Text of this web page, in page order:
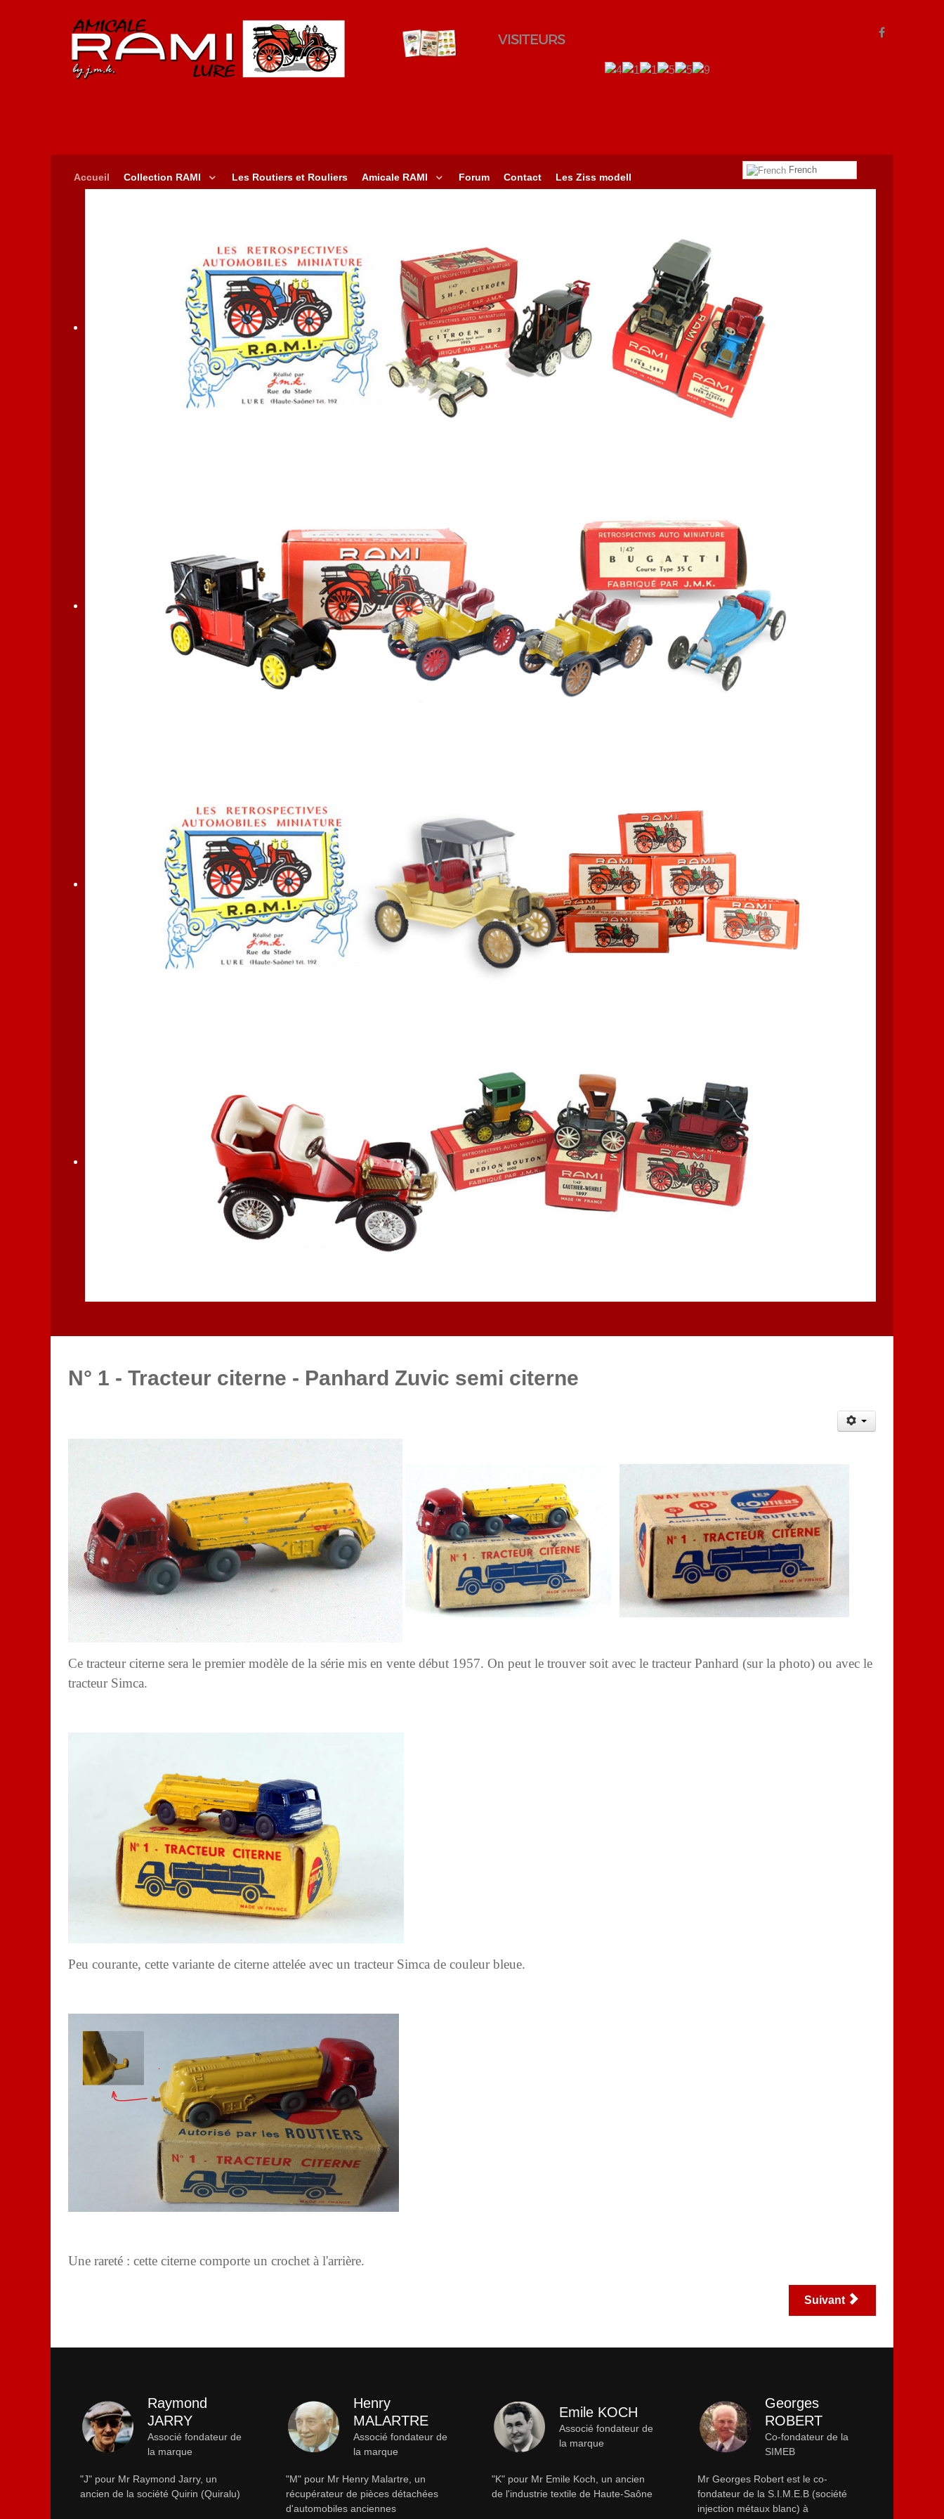
VISITEURS
Accueil Collection RAMI Les Routiers et Rouliers Amicale RAMI Forum Contact Les Ziss modell
French
N° 1 - Tracteur citerne - Panhard Zuvic semi citerne
Ce tracteur citerne sera le premier modèle de la série mis en vente début 1957. On peut le trouver soit avec le tracteur Panhard (sur la photo) ou avec le
tracteur Simca.
Peu courante, cette variante de citerne attelée avec un tracteur Simca de couleur bleue.
Une rareté : cette citerne comporte un crochet à l'arrière.
Suivant
Raymond
JARRY
Associé fondateur de
la marque
"J" pour Mr Raymond Jarry, un
ancien de la société Quirin (Quiralu)
Henry
MALARTRE
Associé fondateur de
la marque
"M" pour Mr Henry Malartre, un
récupérateur de pièces détachées
d'automobiles anciennes
Emile KOCH
Associé fondateur de
la marque
"K" pour Mr Emile Koch, un ancien
de l'industrie textile de Haute-Saône
Georges
ROBERT
Co-fondateur de la
SIMEB
Mr Georges Robert est le co-
fondateur de la S.I.M.E.B (société
injection métaux blanc) à